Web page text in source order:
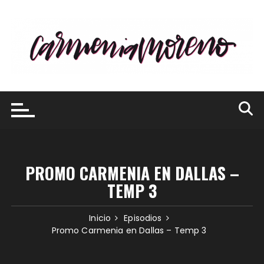
contenido
PROMO CARMENIA EN DALLAS –
TEMP 3
Inicio
Episodios
Promo Carmenia en Dallas – Temp 3